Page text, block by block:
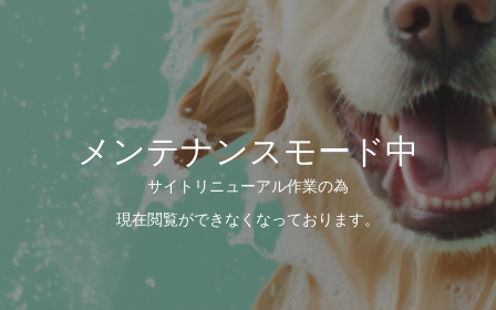
メンテナンスモード中
サイトリニューアル作業の為
現在閲覧ができなくなっております。